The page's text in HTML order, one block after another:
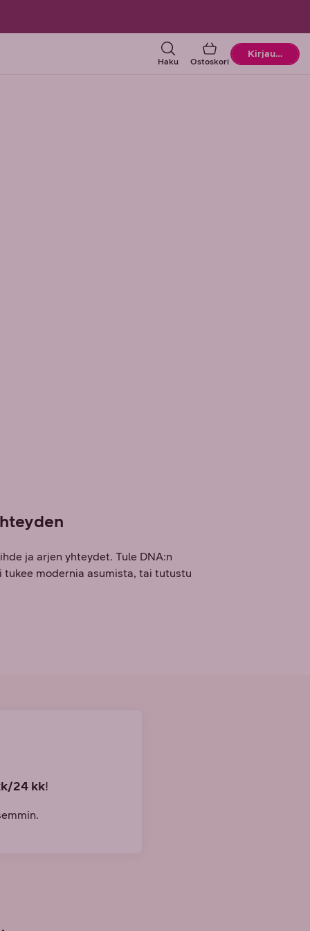
Haku Ostoskori
OstoskoriKirjaudu
ja arjen yhteydet. Tule DNA:n
modernia asumista, tai tutustu
24 kk!